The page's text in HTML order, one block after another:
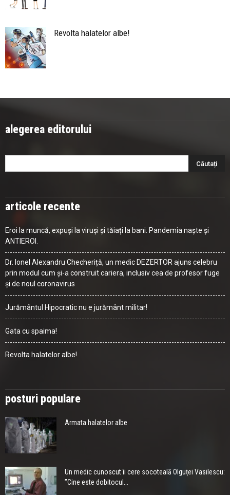
Revolta halatelor albe!
alegerea editorului
articole recente
Eroi la muncă, expuși la viruși și tăiați la bani. Pandemia naște și
ANTIEROI.
Dr. Ionel Alexandru Checheriță, un medic DEZERTOR ajuns celebru
prin modul cum și-a construit cariera, inclusiv cea de profesor fuge
și de noul coronavirus
Jurământul Hipocratic nu e jurământ militar!
Gata cu spaima!
Revolta halatelor albe!
posturi populare
Armata halatelor albe
Un medic cunoscut îi cere socoteală Olguței Vasilescu:
”Cine este dobitocul...